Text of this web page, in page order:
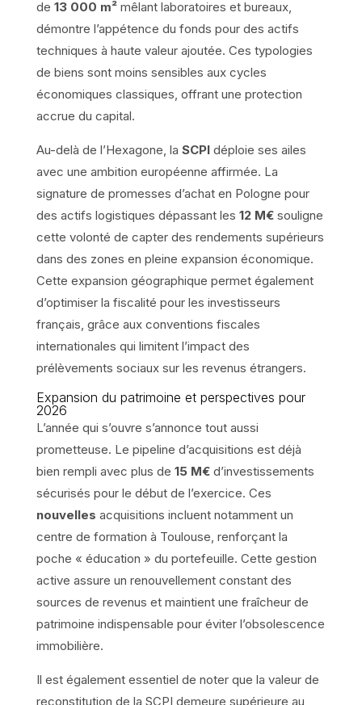
de 13 000 m²mêlant laboratoires et bureaux,
démontre l’appétence du fonds pour des actifs
techniques à haute valeur ajoutée. Ces typologies
de biens sont moins sensibles aux cycles
économiques classiques, offrant une protection
accrue du capital.
Au-delà de l’Hexagone, la SCPIdéploie ses ailes
avec une ambition européenne affirmée. La
signature de promesses d’achat en Pologne pour
des actifs logistiques dépassant les 12 M€souligne
cette volonté de capter des rendements supérieurs
dans des zones en pleine expansion économique.
Cette expansion géographique permet également
d’optimiser la fiscalité pour les investisseurs
français, grâce aux conventions fiscales
internationales qui limitent l’impact des
prélèvements sociaux sur les revenus étrangers.
Expansion du patrimoine et perspectives pour
2026
L’année qui s’ouvre s’annonce tout aussi
prometteuse. Le pipeline d’acquisitions est déjà
bien rempli avec plus de 15 M€d’investissements
sécurisés pour le début de l’exercice. Ces
nouvelles acquisitions incluent notamment un
centre de formation à Toulouse, renforçant la
poche « éducation » du portefeuille. Cette gestion
active assure un renouvellement constant des
sources de revenus et maintient une fraîcheur de
patrimoine indispensable pour éviter l’obsolescence
immobilière.
Il est également essentiel de noter que la valeur de
reconstitution de la SCPI demeure supérieure au